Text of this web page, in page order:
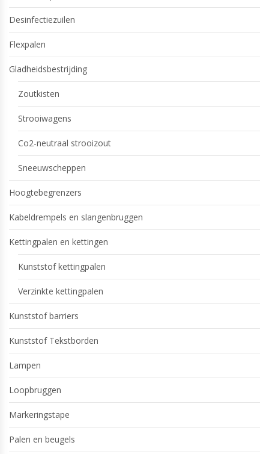
Desinfectiezuilen
Flexpalen
Gladheidsbestrijding
Zoutkisten
Strooiwagens
Co2-neutraal strooizout
Sneeuwscheppen
Hoogtebegrenzers
Kabeldrempels en slangenbruggen
Kettingpalen en kettingen
Kunststof kettingpalen
Verzinkte kettingpalen
Kunststof barriers
Kunststof Tekstborden
Lampen
Loopbruggen
Markeringstape
Palen en beugels